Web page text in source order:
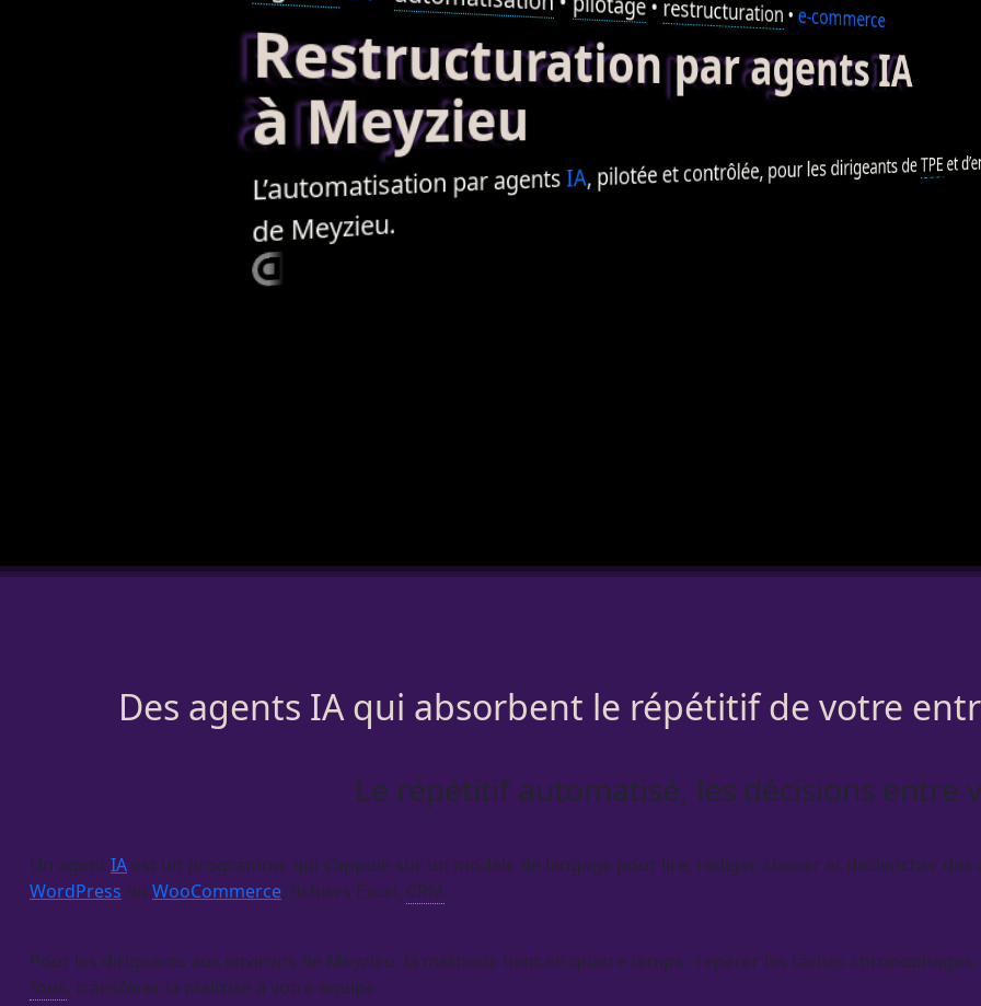
• restructuration•e-commerce
Restructuration par agents IA
à Meyzieu
L’automatisation paragentsIA, pilotée et contrôlée, pour les dirigeants deTPEet
de Meyzieu.
Des agents IA qui absorbent le répétitif de votre
Le répétitif automatisé, les décisions entre
Un agent IA est un programme qui s’appuie sur un modèle de langage pour lire, rédiger, classer et déclencher
WordPress ou WooCommerce, fichiers Excel, CRM.
Pour les dirigeants aux environs de Meyzieu, la méthode tient en quatre temps : repérer les tâches
fous, transférer la maîtrise à votre équipe.